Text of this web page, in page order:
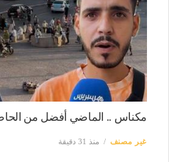
مكناس .. الماضي أفضل من
غير مصنف منذ 31 دقيقة